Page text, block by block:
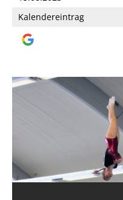
Kalendereintrag